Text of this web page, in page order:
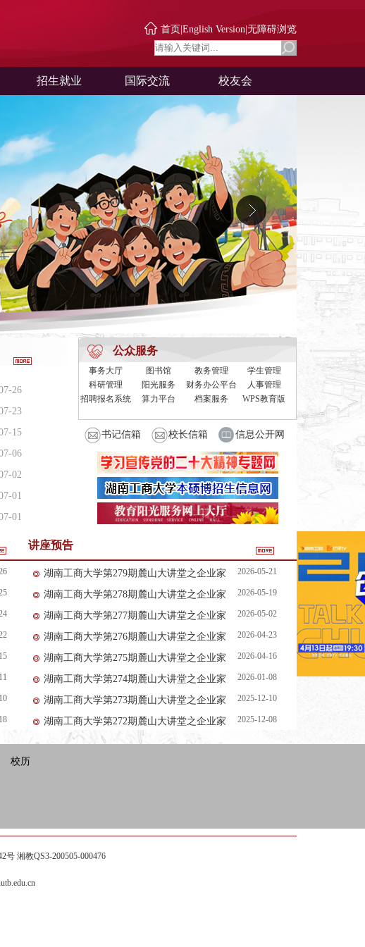
首页 English Version 无障碍浏览
招生就业 国际交流 校友会
26
23
15
06
02
01
01
公众服务
事务大厅 图书馆 教务管理
学生管理
科研管理
阳光服务 财务办公平台
人事管理
招聘报名系统
算力平台 档案服务 WPS教育版
书记信箱 校长信箱 信息公开网
讲座预告
湖南工商大学第279期麓山大讲堂之企业家
与创业论坛预告
2026-05-21
湖南工商大学第278期麓山大讲堂之企业家
与创业论坛预告
2026-05-19
湖南工商大学第277期麓山大讲堂之企业家
与创业论坛预告
2026-05-02
湖南工商大学第276期麓山大讲堂之企业家
与创业论坛预告
2026-04-23
湖南工商大学第275期麓山大讲堂之企业家
与创业论坛预告
2026-04-16
湖南工商大学第274期麓山大讲堂之企业家
与创业论坛预告
2026-01-08
湖南工商大学第273期麓山大讲堂之企业家
与创业论坛预告
2025-12-10
湖南工商大学第272期麓山大讲堂之企业家
与创业论坛预告
2025-12-08
校历
号 湘教QS3-200505-000476